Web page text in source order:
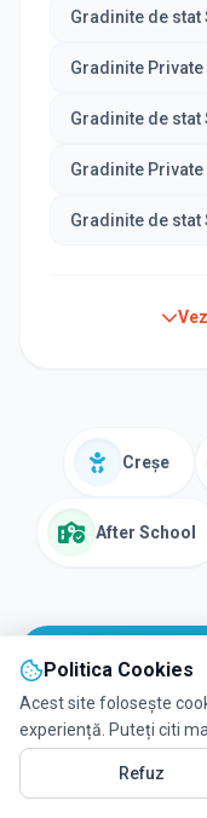
Gradinite de stat
Gradinite
Gradinite de stat
Gradinite Private
Gradinite de stat
Creșe
After School
Nu ți-ai
Politica Cookies
Acest site folosește
experiență. Puteți citi
Refuz